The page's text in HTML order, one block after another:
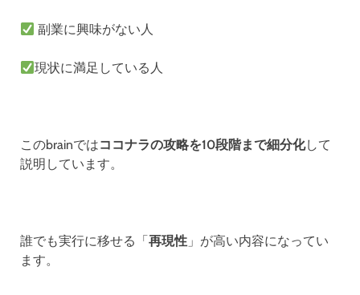
副業に興味がない人
現状に満足している人
このbrainではココナラの攻略を10段階まで細分化して
説明しています。
誰でも実行に移せる「 再現性 」が高い内容になってい
ます。